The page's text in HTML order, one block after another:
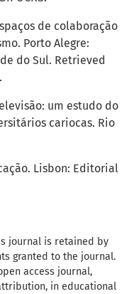
de colaboração
Porto Alegre:
do Sul. Retrieved
.
um estudo do
cariocas. Rio
Lisbon: Editorial
journal is retained by
granted to the journal.
access journal,
in educational